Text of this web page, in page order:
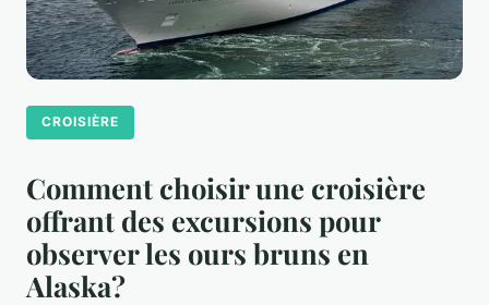
CROISIÈRE
Comment choisir une croisière
offrant des excursions pour
observer les ours bruns en
Alaska?